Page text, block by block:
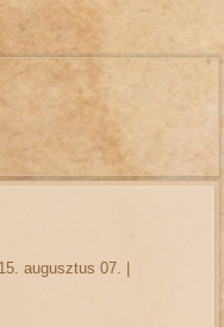
augusztus 07.